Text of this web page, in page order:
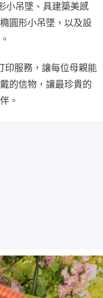
小吊墜、具建築美感
圓形小吊墜，以及設
印服務，讓每位母親能
的信物，讓最珍貴的
。